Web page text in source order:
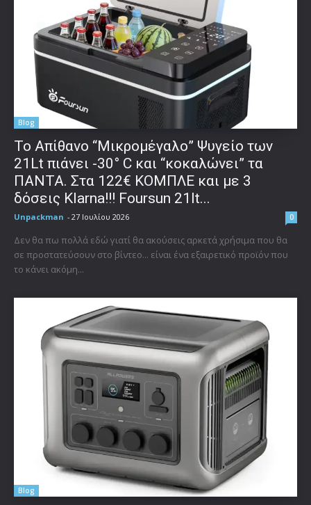
Blog
Το Απίθανο “Μικρομέγαλο” Ψυγείο των
21Lt πιάνει -30° C και “κοκαλώνει” τα
ΠΑΝΤΑ. Στα 122€ ΚΟΜΠΛΕ και με 3
δόσεις Klarna!!! Foursun 21lt...
Unpackman - 27 Ιουλίου 2026 0
Δεν θα πω πολλά εδώ γιατί θα ακούσεις αρκετά χρήσιμα που θα
σε προστατεύσουν στο βίντεο... είναι ένα εξαιρετικό προϊόν που
το κάνει ακόμη...
Blog